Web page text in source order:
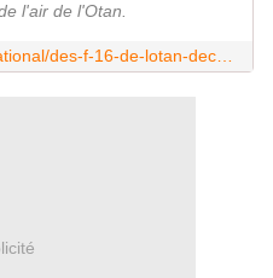
l'air de l'Otan.